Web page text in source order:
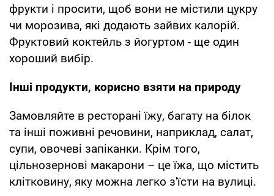
фрукти і просити, щоб вони не містили цукру
чи морозива, які додають зайвих калорій.
Фруктовий коктейль з йогуртом - ще один
хороший вибір.
Інші продукти, корисно взяти на природу
Замовляйте в ресторані їжу, багату на білок
та інші поживні речовини, наприклад, салат,
супи, овочеві запіканки. Крім того,
цільнозернові макарони – це їжа, що містить
клітковину, яку можна легко з'їсти на вулиці.